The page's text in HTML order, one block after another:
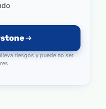
riesgos y puede no ser